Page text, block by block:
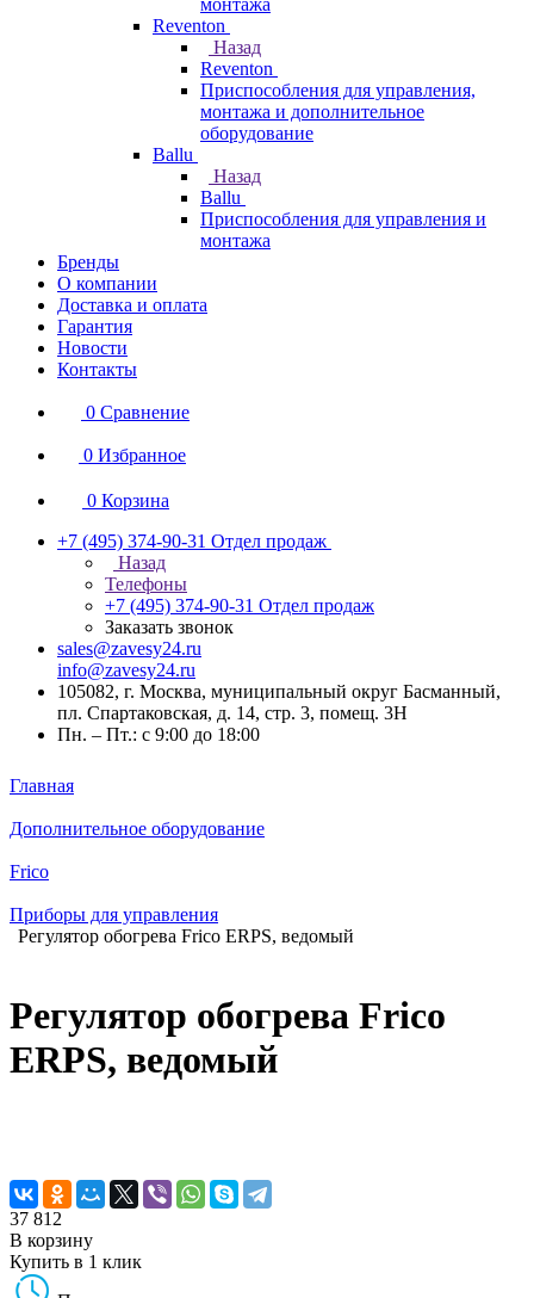
монтажа
Reventon
Назад
Reventon
Приспособления для управления,
монтажа и дополнительное
оборудование
Ballu
Назад
Ballu
Приспособления для управления и
монтажа
Бренды
О компании
Доставка и оплата
Гарантия
Новости
Контакты
0 Сравнение
0 Избранное
0 Корзина
+7 (495) 374-90-31 Отдел продаж
Назад
Телефоны
+7 (495) 374-90-31 Отдел продаж
Заказать звонок
sales@zavesy24.ru
info@zavesy24.ru
105082, г. Москва, муниципальный округ Басманный,
пл. Спартаковская, д. 14, стр. 3, помещ. 3Н
Пн. – Пт.: с 9:00 до 18:00
Главная
Дополнительное оборудование
Frico
Приборы для управления
Регулятор обогрева Frico ERPS, ведомый
Регулятор обогрева Frico
ERPS, ведомый
37 812
В корзину
Купить в 1 клик